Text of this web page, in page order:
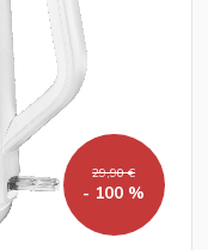
29,90 €
- 100 %